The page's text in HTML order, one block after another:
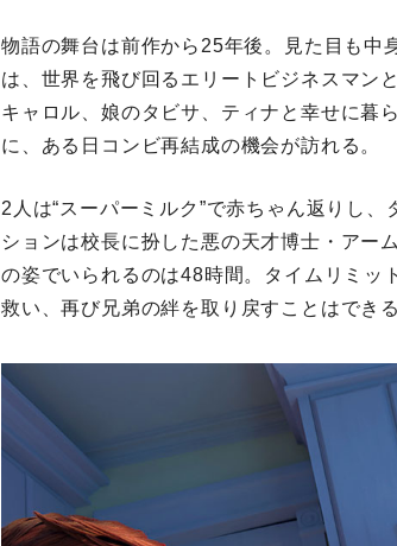
物語の舞台は前作から25年後。見た目も中
は、世界を飛び回るエリートビジネスマン
キャロル、娘のタビサ、ティナと幸せに暮
に、ある日コンビ再結成の機会が訪れる。
2人は“スーパーミルク”で赤ちゃん返りし
ションは校長に扮した悪の天才博士・アー
の姿でいられるのは48時間。タイムリミッ
救い、再び兄弟の絆を取り戻すことはできる